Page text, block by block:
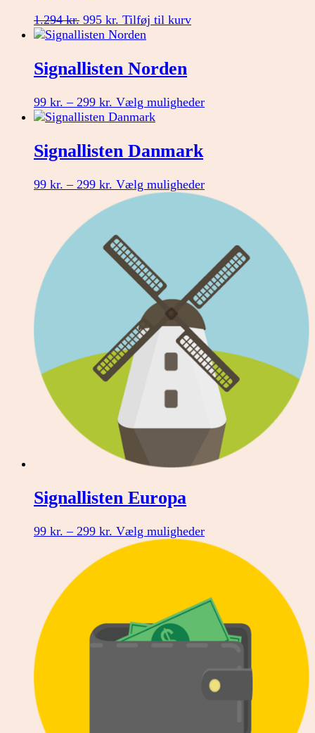
1.294kr. Den
oprindelige
var:
1.294 kr..
995 kr. Den
aktuelle
er:
995 kr..
Tilføj til kurv
Signallisten Norden
99 kr. – 299 kr. Prisinterval:
99 kr.
299 kr.
Vælg mulighederDette
kan
vælges
Signallisten Danmark
99 kr. – 299 kr. Prisinterval:
99 kr.
Vælg mulighederDette
vare
varianter.
Mulighederne
kan
vælges
på
Signallisten Europa
99 kr. – 299 kr. Prisinterval:
99 kr.
Vælg mulighederDette
vare
Mulighederne
kan
vælges